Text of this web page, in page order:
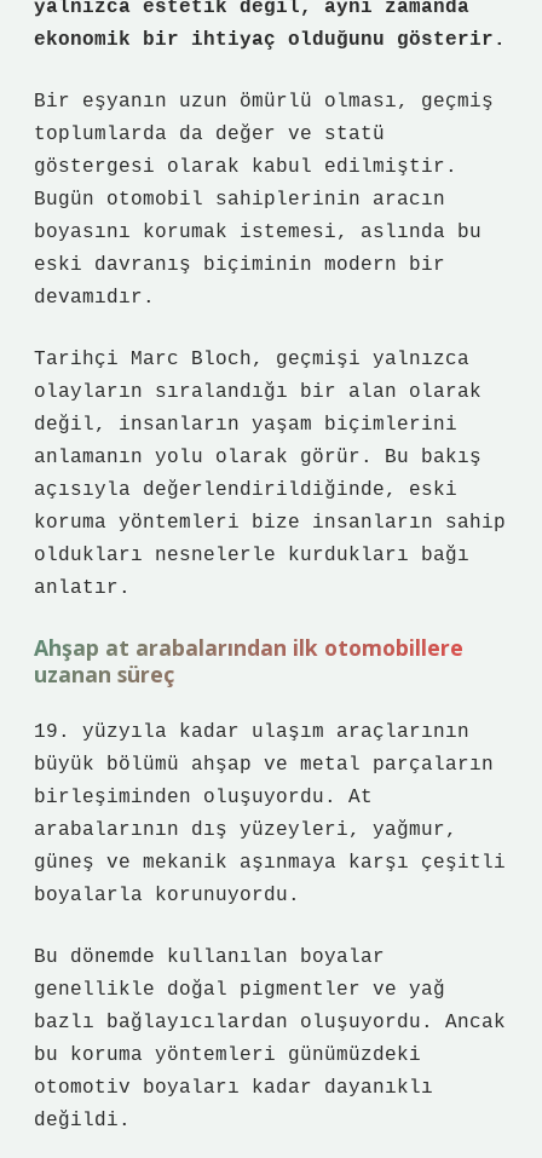
yalnızca estetik değil, aynı zamanda
ekonomik bir ihtiyaç olduğunu gösterir.
Bir eşyanın uzun ömürlü olması, geçmiş
toplumlarda da değer ve statü
göstergesi olarak kabul edilmiştir.
Bugün otomobil sahiplerinin aracın
boyasını korumak istemesi, aslında bu
eski davranış biçiminin modern bir
devamıdır.
Tarihçi Marc Bloch, geçmişi yalnızca
olayların sıralandığı bir alan olarak
değil, insanların yaşam biçimlerini
anlamanın yolu olarak görür. Bu bakış
açısıyla değerlendirildiğinde, eski
koruma yöntemleri bize insanların sahip
oldukları nesnelerle kurdukları bağı
anlatır.
Ahşap at arabalarından ilk otomobillere
uzanan süreç
19. yüzyıla kadar ulaşım araçlarının
büyük bölümü ahşap ve metal parçaların
birleşiminden oluşuyordu. At
arabalarının dış yüzeyleri, yağmur,
güneş ve mekanik aşınmaya karşı çeşitli
boyalarla korunuyordu.
Bu dönemde kullanılan boyalar
genellikle doğal pigmentler ve yağ
bazlı bağlayıcılardan oluşuyordu. Ancak
bu koruma yöntemleri günümüzdeki
otomotiv boyaları kadar dayanıklı
değildi.